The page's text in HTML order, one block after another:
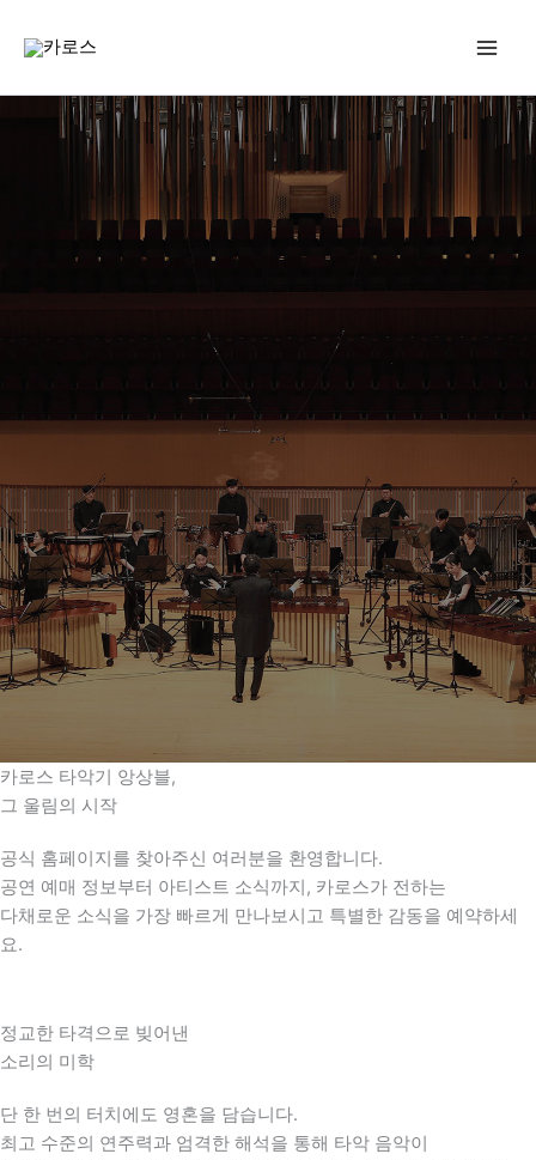
로
카로스 타악기 앙상블,
그 울림의 시작
공식 홈페이지를 찾아주신 여러분을 환영합니다.
공연 예매 정보부터 아티스트 소식까지, 카로스가 전하는
다채로운 소식을 가장 빠르게 만나보시고 특별한 감동을 예약하세
요.
정교한 타격으로 빚어낸
소리의 미학
단 한 번의 터치에도 영혼을 담습니다.
최고 수준의 연주력과 엄격한 해석을 통해 타악 음악이